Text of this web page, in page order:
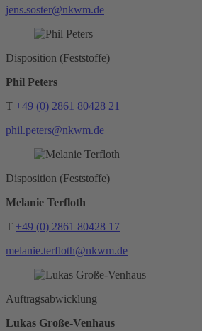
jens.soster@nkwm.de
Disposition (Feststoffe)
Phil Peters
T +49 (0) 2861 80428 21
phil.peters@nkwm.de
Disposition (Feststoffe)
Melanie Terfloth
T +49 (0) 2861 80428 17
melanie.terfloth@nkwm.de
Auftragsabwicklung
Lukas Große-Venhaus